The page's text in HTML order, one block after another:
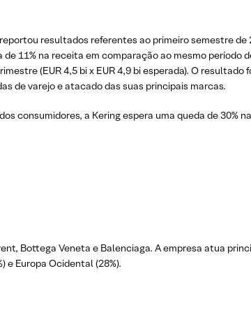
resultados referentes ao primeiro semestre de
11% na receita em comparação ao mesmo período
(EUR 4,5 bi x EUR 4,9 bi esperada). O resultado
de varejo e atacado das suas principais marcas.
consumidores, a Kering espera uma queda de 30%
Bottega Veneta e Balenciaga. A empresa atua
e Europa Ocidental (28%).